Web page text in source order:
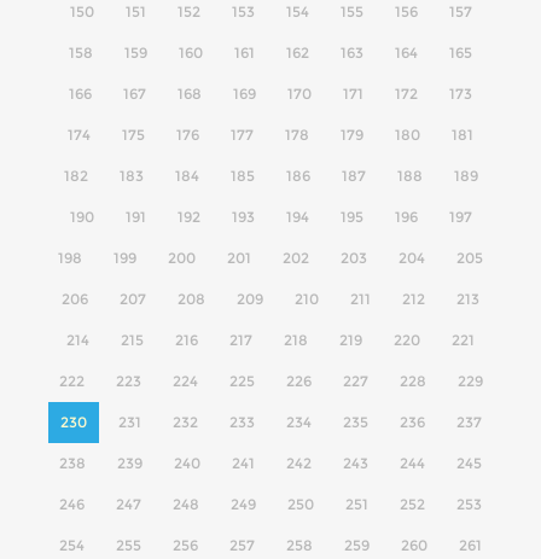
150 151 152 153 154 155 156 157
158 159 160 161 162 163 164 165
166 167 168 169 170 171 172 173
174 175 176 177 178 179 180 181
182 183 184 185 186 187 188 189
190 191 192 193 194 195 196 197
198 199 200 201 202 203 204 205
206 207 208 209 210 211 212 213
214 215 216 217 218 219 220 221
222 223 224 225 226 227 228 229
230 231 232 233 234 235 236 237
238 239 240 241 242 243 244 245
246 247 248 249 250 251 252 253
254 255 256 257 258 259 260 261